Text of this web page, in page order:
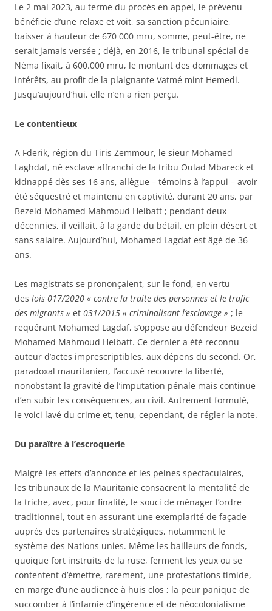
Le 2 mai 2023, au terme du procès en appel, le prévenu
bénéficie d’une relaxe et voit, sa sanction pécuniaire,
baisser à hauteur de 670 000 mru, somme, peut-être, ne
serait jamais versée ; déjà, en 2016, le tribunal spécial de
Néma fixait, à 600.000 mru, le montant des dommages et
intérêts, au profit de la plaignante Vatmé mint Hemedi.
Jusqu’aujourd’hui, elle n’en a rien perçu.
Le contentieux
A Fderik, région du Tiris Zemmour, le sieur Mohamed
Laghdaf, né esclave affranchi de la tribu Oulad Mbareck et
kidnappé dès ses 16 ans, allègue – témoins à l’appui – avoir
été séquestré et maintenu en captivité, durant 20 ans, par
Bezeid Mohamed Mahmoud Heibatt ; pendant deux
décennies, il veillait, à la garde du bétail, en plein désert et
sans salaire. Aujourd’hui, Mohamed Lagdaf est âgé de 36
ans.
Les magistrats se prononçaient, sur le fond, en vertu
des lois 017/2020 « contre la traite des personnes et le trafic
des migrants » et 031/2015 « criminalisant l’esclavage » ; le
requérant Mohamed Lagdaf, s’oppose au défendeur Bezeid
Mohamed Mahmoud Heibatt. Ce dernier a été reconnu
auteur d’actes imprescriptibles, aux dépens du second. Or,
paradoxal mauritanien, l’accusé recouvre la liberté,
nonobstant la gravité de l’imputation pénale mais continue
d’en subir les conséquences, au civil. Autrement formulé,
le voici lavé du crime et, tenu, cependant, de régler la note.
Du paraître à l’escroquerie
Malgré les effets d’annonce et les peines spectaculaires,
les tribunaux de la Mauritanie consacrent la mentalité de
la triche, avec, pour finalité, le souci de ménager l’ordre
traditionnel, tout en assurant une exemplarité de façade
auprès des partenaires stratégiques, notamment le
système des Nations unies. Même les bailleurs de fonds,
quoique fort instruits de la ruse, ferment les yeux ou se
contentent d’émettre, rarement, une protestations timide,
en marge d’une audience à huis clos ; la peur panique de
succomber à l’infamie d’ingérence et de néocolonialisme